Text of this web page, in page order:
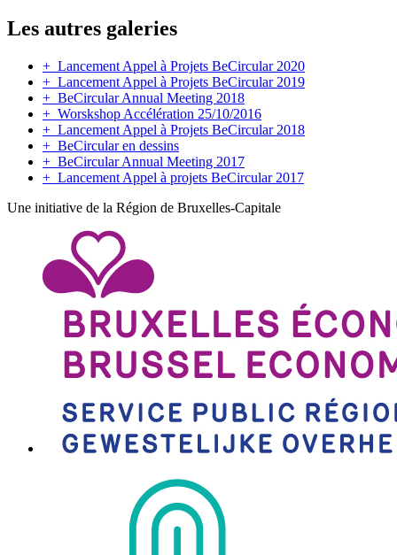
Les autres galeries
+ Lancement Appel à Projets BeCircular 2020
+ Lancement Appel à Projets BeCircular 2019
+ BeCircular Annual Meeting 2018
+ Worskshop Accélération 25/10/2016
+ Lancement Appel à Projets BeCircular 2018
+ BeCircular en dessins
+ BeCircular Annual Meeting 2017
+ Lancement Appel à projets BeCircular 2017
Une initiative de la Région de Bruxelles-Capitale